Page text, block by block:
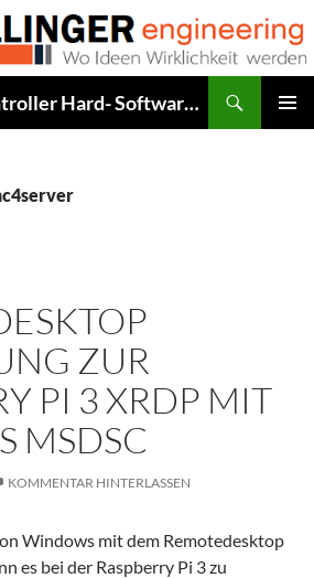
DIY – IoT Microcontroller Hard- Software Development
ZUR
PI 3 XRDP MIT
MSDSC
KOMMENTAR HINTERLASSEN
Windows mit dem Remotedesktop
es bei der Raspberry Pi 3 zu